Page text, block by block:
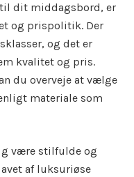
dit middagsbord, er
og prispolitik. Der
og det er
kvalitet og pris.
du overveje at vælge
materiale som
være stilfulde og
af luksuriøse